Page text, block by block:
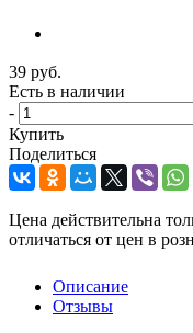
39 руб.
Есть в наличии
-
Купить
Поделиться
Цена действительна
отличаться от цен в
Описание
Отзывы